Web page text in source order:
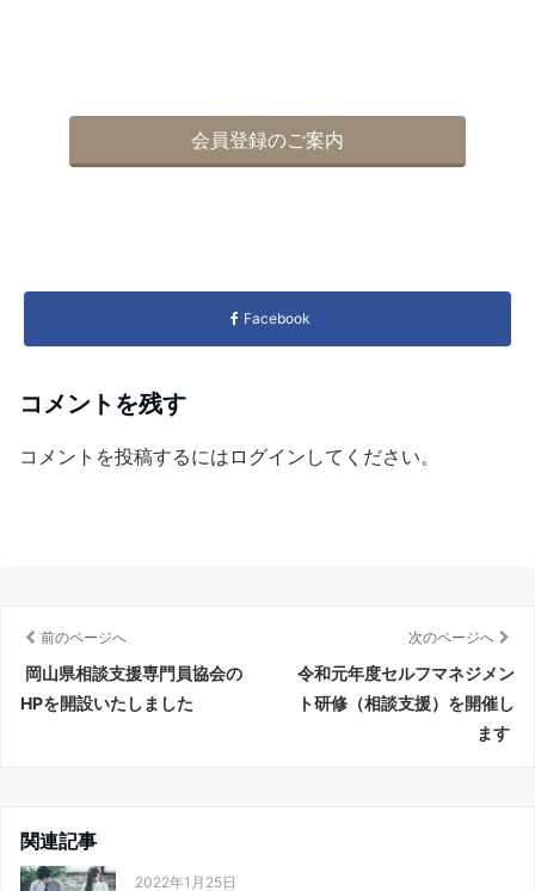
会員登録のご案内
Facebook
コメントを残す
コメントを投稿するには ログイン してください。
前のページへ
岡山県相談支援専門員協会の
HPを開設いたしました
次のページへ
令和元年度セルフマネジメン
ト研修（相談支援）を開催し
ます
関連記事
2022年1月25日